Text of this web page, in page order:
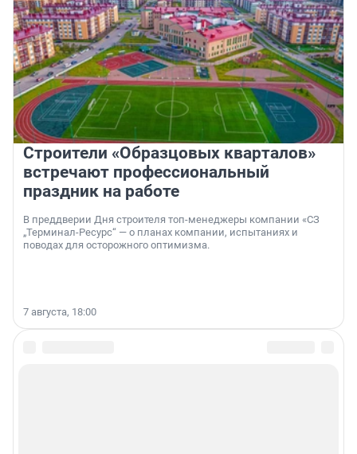
Строители «Образцовых кварталов»
встречают профессиональный
праздник на работе
В преддверии Дня строителя топ-менеджеры компании «СЗ
„Терминал-Ресурс“ — о планах компании, испытаниях и
поводах для осторожного оптимизма.
7 августа, 18:00